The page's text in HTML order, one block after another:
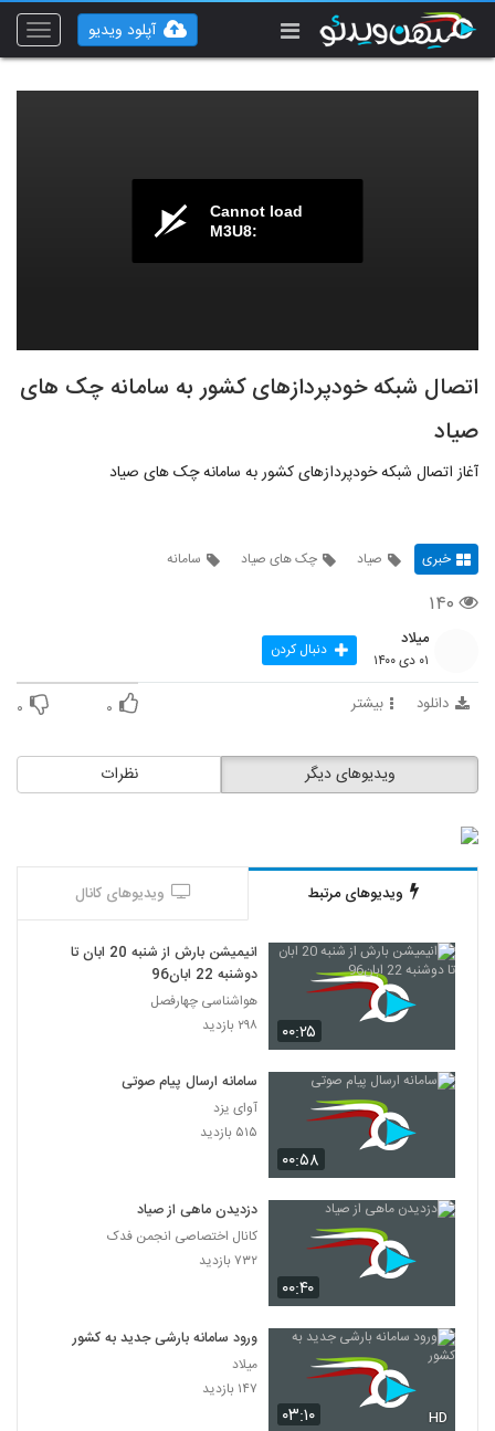
Toggle
آپلود ویدیو
Cannot load
M3U8:
اتصال شبکه خودپردازهای کشور به سامانه چک های
صیاد
آغاز اتصال شبکه خودپردازهای کشور به سامانه چک های صیاد
خبری صیاد چک های صیاد سامانه
۱۴۰
میلاد
۰۱ دی ۱۴۰۰ دنبال کردن
دانلود بیشتر ۰ ۰
نظرات ویدیوهای دیگر
ویدیوهای مرتبط ویدیوهای کانال
۰۰:۲۵
انیمیشن بارش از شنبه 20 ابان تا
دوشنبه 22 ابان96
هواشناسی چهارفصل
۲۹۸ بازدید
۰۰:۵۸
سامانه ارسال پیام صوتی
آوای یزد
۵۱۵ بازدید
۰۰:۴۰
دزدیدن ماهی از صیاد
کانال اختصاصی انجمن فدک
۷۳۲ بازدید
۰۳:۱۰ HD
ورود سامانه بارشی جدید به کشور
میلاد
۱۴۷ بازدید